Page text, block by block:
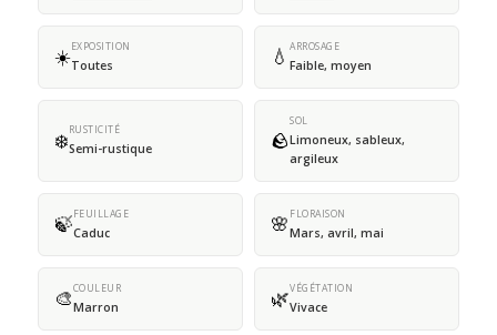
☀️EXPOSITION
Toutes 💧 ARROSAGE
Faible, moyen
❄️RUSTICITÉ
Semi-rustique 🪨
SOL
Limoneux, sableux,
argileux
🍃FEUILLAGE
Caduc 🌸 FLORAISON
Mars, avril, mai
🎨COULEUR
Marron 🌿VÉGÉTATION
Vivace